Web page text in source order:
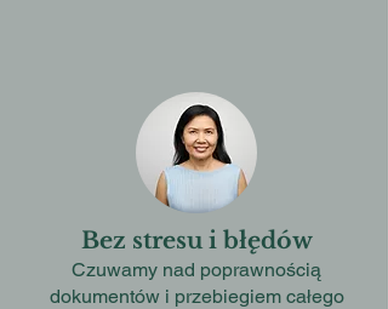
Bez stresu i błędów
Czuwamy nad poprawnością
dokumentów i przebiegiem całego